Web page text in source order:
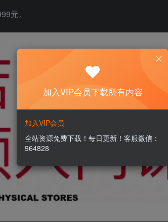
元。
加入VIP会员下载所有内容
加入VIP会员
全站资源免费下载！每日更新！客服微信：
964828